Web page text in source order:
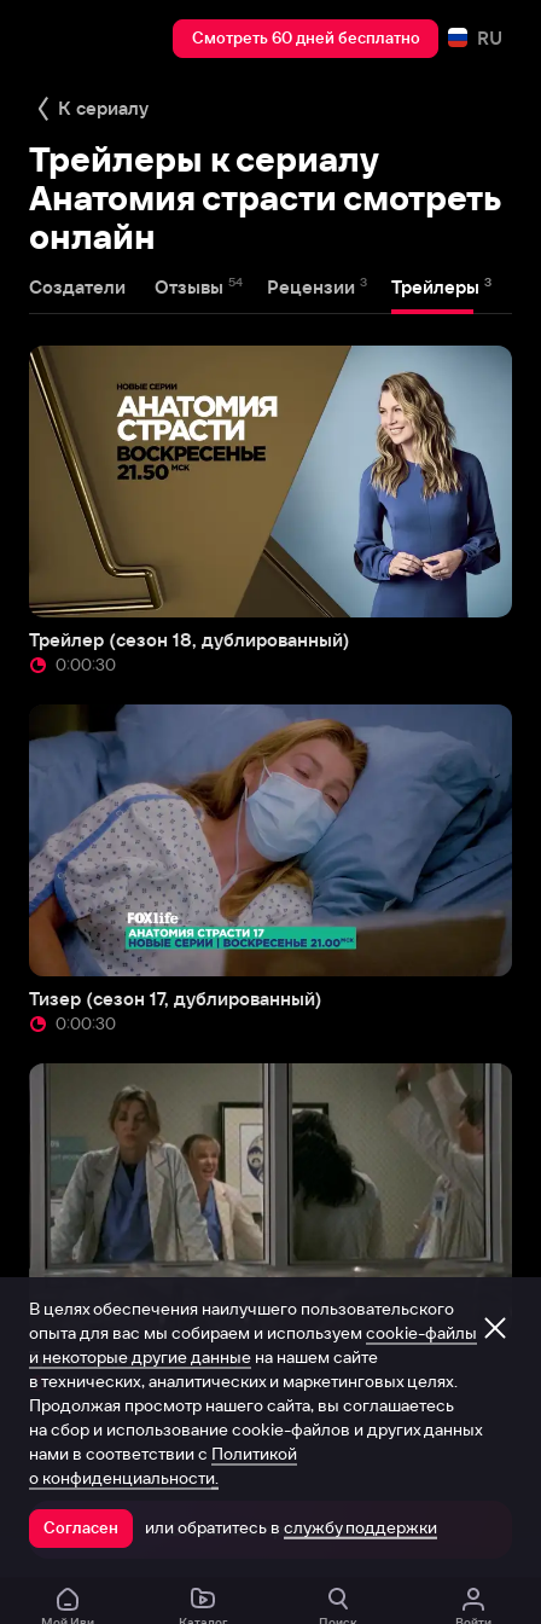
Смотреть 60 дней бесплатно RU
К сериалу
Трейлеры к сериалу
Анатомия страсти смотреть
онлайн
Создатели Отзывы 54 Рецензии 3 Трейлеры 3
Трейлер (сезон 18, дублированный)
0:00:30
Тизер (сезон 17, дублированный)
0:00:30
Трейлер (русский язык)
0:01:01
Открыть в приложении
В целях обеспечения наилучшего пользовательского
опыта для вас мы собираем и используем cookie-файлы
и некоторые другие данные на нашем сайте
в технических, аналитических и маркетинговых целях.
Продолжая просмотр нашего сайта, вы соглашаетесь
на сбор и использование cookie-файлов и других данных
нами в соответствии с Политикой
о конфиденциальности.
Согласен или обратитесь в службу поддержки